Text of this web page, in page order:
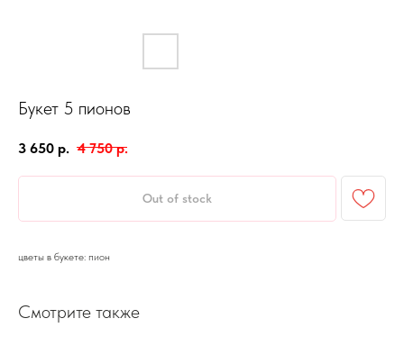
Букет 5 пионов
3 650 р. 4 750 р.
Out of stock
цветы в букете: пион
Смотрите также